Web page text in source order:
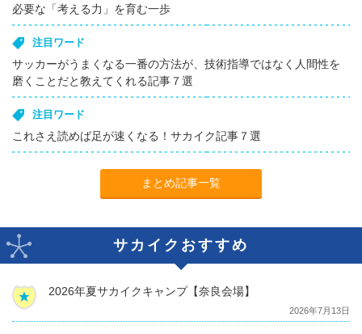
必要な「考える力」を育む一歩
注目ワード
サッカーがうまくなる一番の方法が、技術指導ではなく人間性を
磨くことだと教えてくれる記事７選
注目ワード
これさえ読めば足が速くなる！サカイク記事７選
まとめ記事一覧
サカイクおすすめ
2026年夏サカイクキャンプ【奈良会場】
2026年7月13日